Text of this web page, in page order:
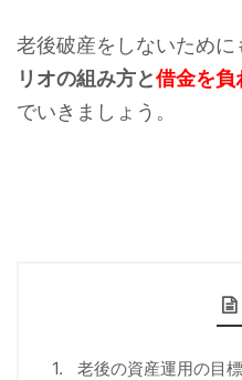
老後破産をしないために
リオの組み方と借金を負
でいきましょう。
老後の資産運用の目